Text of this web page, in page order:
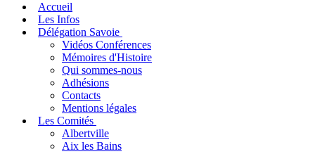
Accueil
Les Infos
Délégation Savoie
Vidéos Conférences
Mémoires d'Histoire
Qui sommes-nous
Adhésions
Contacts
Mentions légales
Les Comités
Albertville
Aix les Bains